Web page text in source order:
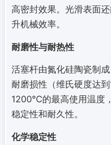
高密封效果。光滑表面
升机械效率。
耐磨性与耐热性
活塞杆由氮化硅陶瓷制
耐磨损性（维氏硬度达
1200℃的最高使用温度
稳定性和耐久性。
化学稳定性